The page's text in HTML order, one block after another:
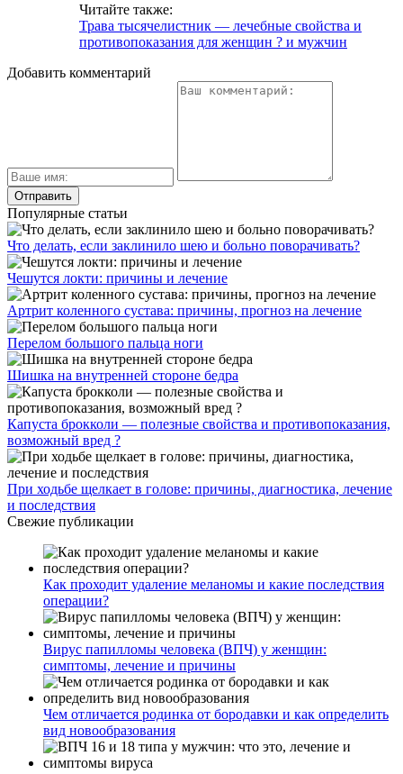
Читайте также:
Трава тысячелистник — лечебные свойства и
противопоказания для женщин ? и мужчин
Добавить комментарий
Популярные статьи
Что делать, если заклинило шею и больно поворачивать?
Чешутся локти: причины и лечение
Артрит коленного сустава: причины, прогноз на лечение
Перелом большого пальца ноги
Шишка на внутренней стороне бедра
Капуста брокколи — полезные свойства и противопоказания,
возможный вред ?
При ходьбе щелкает в голове: причины, диагностика, лечение
и последствия
Свежие публикации
Как проходит удаление меланомы и какие последствия
операции?
Вирус папилломы человека (ВПЧ) у женщин:
симптомы, лечение и причины
Чем отличается родинка от бородавки и как определить
вид новообразования